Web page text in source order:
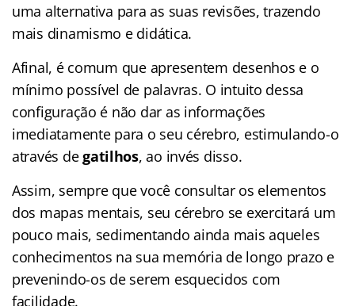
uma alternativa para as suas revisões, trazendo
mais dinamismo e didática.
Afinal, é comum que apresentem desenhos e o
mínimo possível de palavras. O intuito dessa
configuração é não dar as informações
imediatamente para o seu cérebro, estimulando-o
através degatilhos, ao invés disso.
Assim, sempre que você consultar os elementos
dos mapas mentais, seu cérebro se exercitará um
pouco mais, sedimentando ainda mais aqueles
conhecimentos na sua memória de longo prazo e
prevenindo-os de serem esquecidos com
facilidade.